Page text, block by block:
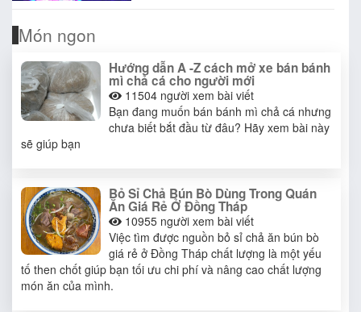
Món ngon
Hướng dẫn A -Z cách mở xe bán bánh
mì chả cá cho người mới
11504 người xem bài viết
Bạn đang muốn bán bánh mì chả cá nhưng
chưa biết bắt đầu từ đâu? Hãy xem bài này
sẽ giúp bạn
Bỏ Sỉ Chả Bún Bò Dùng Trong Quán
Ăn Giá Rẻ Ở Đồng Tháp
10955 người xem bài viết
Việc tìm được nguồn bỏ sỉ chả ăn bún bò
giá rẻ ở Đồng Tháp chất lượng là một yếu
tố then chốt giúp bạn tối ưu chi phí và nâng cao chất lượng
món ăn của mình.